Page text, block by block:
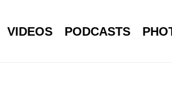
VIDEOS PODCASTS